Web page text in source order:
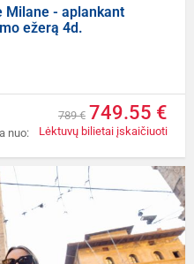
Milane - aplankant
ežerą 4d.
nuo:
789 € 749.55 €
Lėktuvų bilietai įskaičiuoti